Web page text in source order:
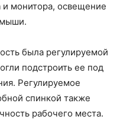
и монитора, освещение
была регулируемой
подстроить ее под
Регулируемое
спинкой также
рабочего места.